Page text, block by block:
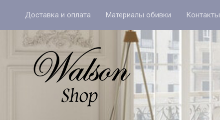
Доставка и оплата Материалы обивки Контакты